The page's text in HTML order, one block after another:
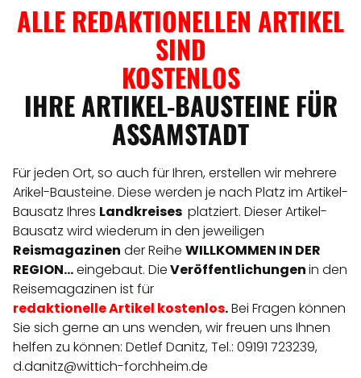
ALLE REDAKTIONELLEN ARTIKEL
SIND
KOSTENLOS
IHRE ARTIKEL-BAUSTEINE FÜR
ASSAMSTADT
Für jeden Ort, so auch für Ihren, erstellen wir mehrere
Arikel-Bausteine. Diese werden je nach Platz im Artikel-
Bausatz Ihres Landkreises platziert. Dieser Artikel-
Bausatz wird wiederum in den jeweiligen
Reismagazinen der Reihe WILLKOMMEN IN DER
REGION...eingebaut. DieVeröffentlichungenin den
Reisemagazinen ist für
redaktionelleArtikel kostenlos.Bei Fragen können
Sie sich gerne an uns wenden, wir freuen uns Ihnen
helfen zu können: Detlef Danitz, Tel.: 09191 723239,
d.danitz@wittich-forchheim.de